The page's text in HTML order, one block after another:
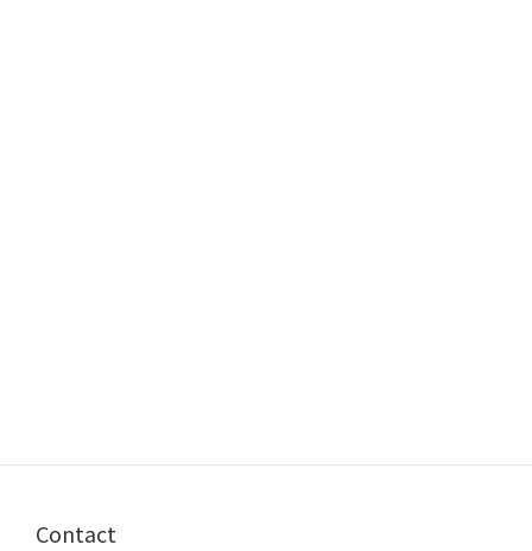
Contact